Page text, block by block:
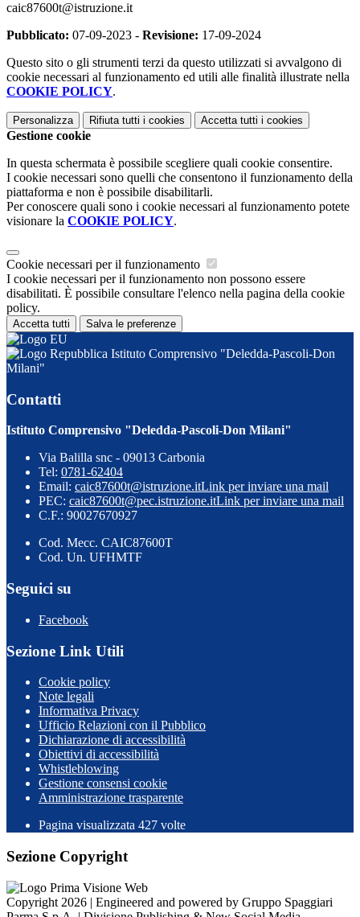
caic87600t@istruzione.it
Pubblicato: 07-09-2023 - Revisione: 17-09-2024
Questo sito o gli strumenti terzi da questo utilizzati si avvalgono di
cookie necessari al funzionamento ed utili alle finalità illustrate nella
COOKIE POLICY.
Personalizza Rifiuta tutti i cookies Accetta tutti i cookies
Gestione cookie
In questa schermata è possibile scegliere quali cookie consentire.
I cookie necessari sono quelli che consentono il funzionamento della
piattaforma e non è possibile disabilitarli.
Per conoscere quali sono i cookie necessari al funzionamento potete
visionare la COOKIE POLICY.
Cookie necessari per il funzionamento
I cookie necessari per il funzionamento non possono essere
disabilitati. È possibile consultare l'elenco nella pagina della cookie
policy.
Accetta tutti Salva le preferenze
Istituto Comprensivo "Deledda-Pascoli-Don
Milani"
Contatti
Istituto Comprensivo "Deledda-Pascoli-Don Milani"
Via Balilla snc - 09013 Carbonia
Tel: 0781-62404
Email: caic87600t@istruzione.itLink per inviare una mail
PEC: caic87600t@pec.istruzione.itLink per inviare una mail
C.F.: 90027670927
Cod. Mecc. CAIC87600T
Cod. Un. UFHMTF
Seguici su
Facebook
Sezione Link Utili
Cookie policy
Note legali
Informativa Privacy
Ufficio Relazioni con il Pubblico
Dichiarazione di accessibilità
Obiettivi di accessibilità
Whistleblowing
Gestione consensi cookie
Amministrazione trasparente
Pagina visualizzata 427 volte
Sezione Copyright
Copyright 2026 | Engineered and powered by Gruppo Spaggiari